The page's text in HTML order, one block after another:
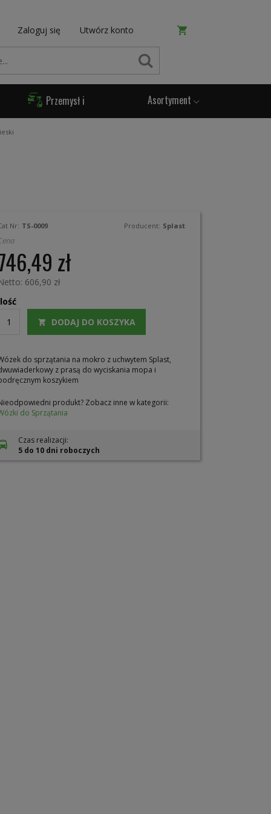
Zaloguj się Utwórz konto
Przemysł i Asortyment
Nr: TS-0009 Producent: Splast
zł
606,90 zł
DODAJ DO KOSZYKA
do sprzątania na mokro z uchwytem Splast,
z prasą do wyciskania mopa i
koszykiem
produkt? Zobacz inne w kategorii:
do Sprzątania
Czas realizacji:
5 do 10 dni roboczych